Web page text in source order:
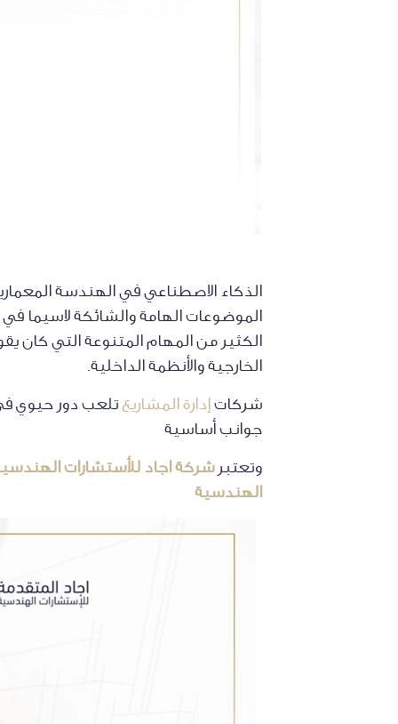
الذكاء الاصطناعي في الهندسة
الموضوعات الهامة والشائكة لاسيما في
الكثير من المهام المتنوعة التي كان
الخارجية والأنظمة الداخلية.
شركاتإدارة المشاريعتلعب دور حيوي في
جوانب أساسية
وتعتبرشركة اجاد للأستشارات
الهندسية